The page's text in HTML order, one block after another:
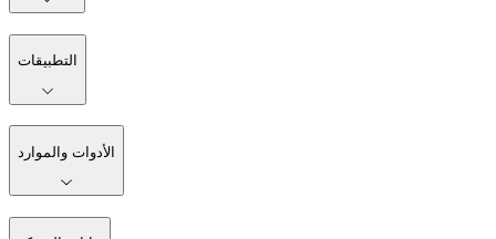
التطبيقات
الأدوات والموارد